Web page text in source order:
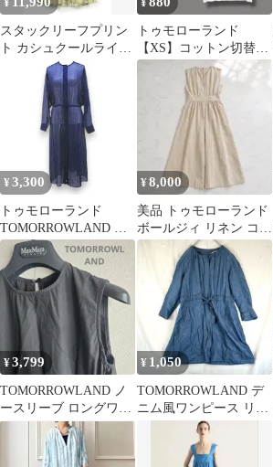
¥
スタックリーフプリン
ト カシュクールライク
ワンピース 新品未使
用タグ付き
¥
トゥモローランド
【XS】コットン切替ワ
ンピース 半袖 ひざ丈
ホワイト
¥ 3,300
トゥモローランド
TOMORROWLAND ソ
レイアード SOLEIADO
長袖 シアー ワンピース
ロング丈 36 青系 ブル
ー 総柄 ギャザー 日本
¥8,000
美品 トゥモローランド
ボールジィ リネン コッ
トン オールインワン ロ
ング M
¥3,799
TOMORROWLAND ノ
ースリーブ ロングワン
ピース ブラック 34
¥ 1,050
TOMORROWLAND デ
ニム風ワンピース リネ
ン 青 シャツワンピース